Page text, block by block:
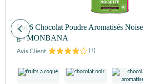
Lot 6 Chocolat Poudre Aromatisés
g - MONBANA
(1)